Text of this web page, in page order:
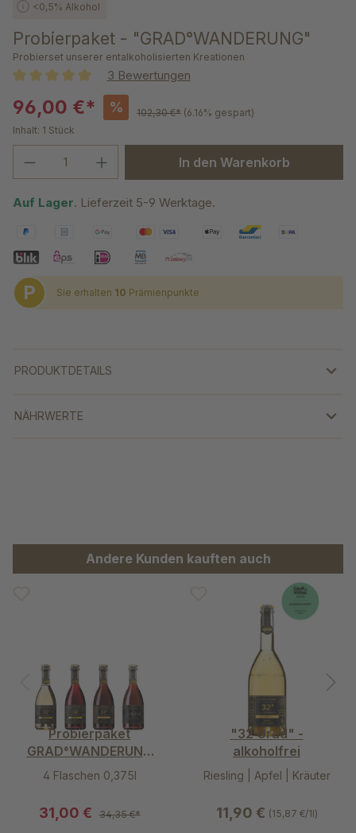
<0,5% Alkohol
Probierpaket - "GRAD°WANDERUNG"
Probierset unserer entalkoholisierten Kreationen
Durchschnittliche Bewertung von 5 von 5 Sternen
3 Bewertungen
96,00 €* % 102,30 €* (6.16% gespart)
Inhalt: 1 Stück
Produkt Anzahl: Gib den gewünschten
In den Warenkorb
Auf Lager. Lieferzeit 5-9 Werktage.
P Sie erhalten 10 Prämienpunkte
PRODUKTDETAILS
NÄHRWERTE
Produktgalerie überspringen
Andere Kunden kauften auch
Probierpaket
GRAD°WANDERUNG
Mini
4 Flaschen 0,375l
31,00 € 34,35 €*
"32 Grad" -
alkoholfrei
Riesling | Apfel | Kräuter
11,90 € (15,87 €/1l)